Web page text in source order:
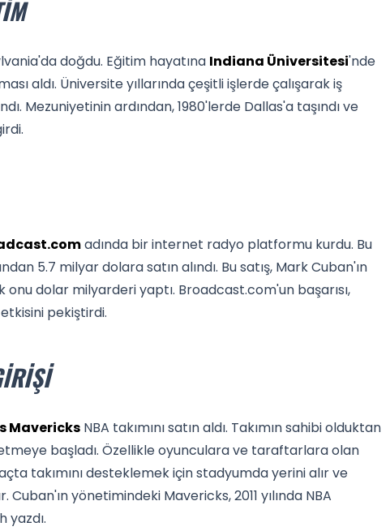
doğdu. Eğitim hayatına Indiana Üniversitesi'nde
aldı. Üniversite yıllarında çeşitli işlerde çalışarak iş
Mezuniyetinin ardından, 1980'lerde Dallas'a taşındı ve
adında bir internet radyo platformu kurdu. Bu
5.7 milyar dolara satın alındı. Bu satış, Mark Cuban'ın
dolar milyarderi yaptı. Broadcast.com'un başarısı,
pekiştirdi.
Mavericks NBA takımını satın aldı. Takımın sahibi olduktan
başladı. Özellikle oyunculara ve taraftarlara olan
takımını desteklemek için stadyumda yerini alır ve
yönetimindeki Mavericks, 2011 yılında NBA
yazdı.